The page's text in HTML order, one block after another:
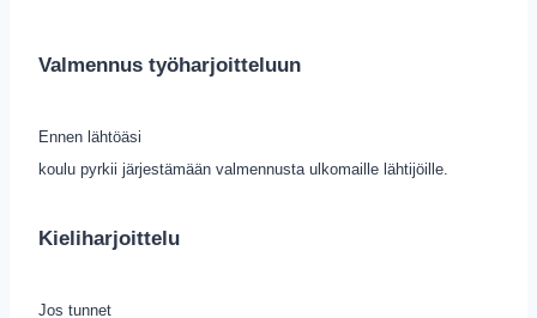
Valmennus työharjoitteluun
Ennen lähtöäsi
koulu pyrkii järjestämään valmennusta ulkomaille lähtijöille.
Kieliharjoittelu
Jos tunnet